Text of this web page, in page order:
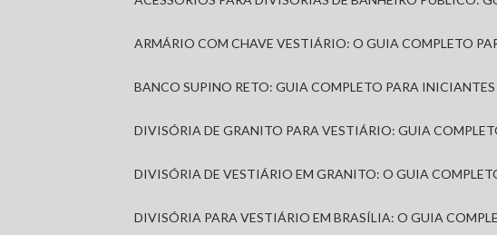
ARMÁRIO COM CHAVE VESTIÁRIO: O GUIA COMPLETO
BANCO SUPINO RETO: GUIA COMPLETO PARA
DIVISÓRIA DE GRANITO PARA VESTIÁRIO: GUIA
DIVISÓRIA DE VESTIÁRIO EM GRANITO: O GUIA
DIVISÓRIA PARA VESTIÁRIO EM BRASÍLIA: O GUIA